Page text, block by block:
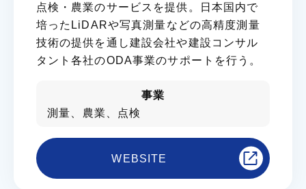
点検・農業のサービスを提供。日本国内で
培ったLiDARや写真測量などの高精度測量
技術の提供を通し建設会社や建設コンサル
タント各社のODA事業のサポートを行う。
事業
測量、農業、点検
WEBSITE